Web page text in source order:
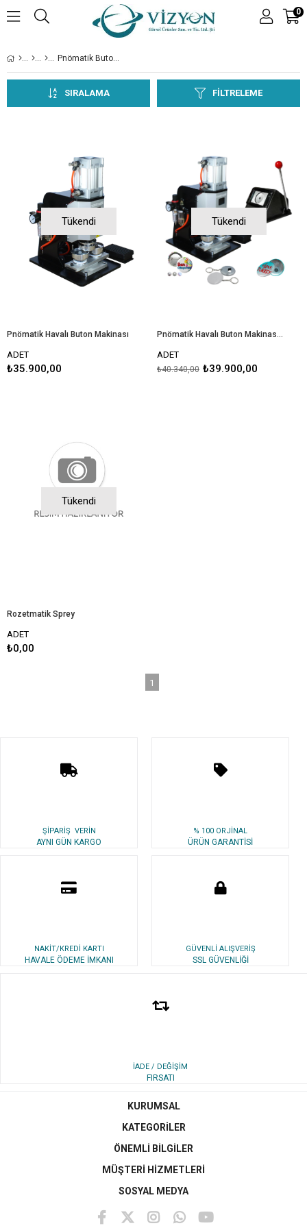
0
Pnömatik Buton Makinası
FILTRELEME
SIRALAMA
Tükendi
Pnömatik Havalı Buton Makinası
ADET
₺35.900,00
Tükendi
Pnömatik Havalı Buton Makinası + Kalıp + Kesici
ADET
₺39.900,00
₺40.340,00
Tükendi
Rozetmatik Sprey
ADET
₺0,00
1
ŞİPARİŞ VERİN
AYNI GÜN KARGO
% 100 ORJİNAL
ÜRÜN GARANTİSİ
NAKİT/KREDİ KARTI
HAVALE ÖDEME İMKANI
GÜVENLİ ALIŞVERİŞ
SSL GÜVENLİĞİ
İADE / DEĞİŞİM
FIRSATI
KURUMSAL
KATEGORİLER
ÖNEMLİ BİLGİLER
MÜŞTERİ HİZMETLERİ
SOSYAL MEDYA